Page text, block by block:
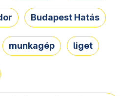
Budapest Hatás
munkagép liget